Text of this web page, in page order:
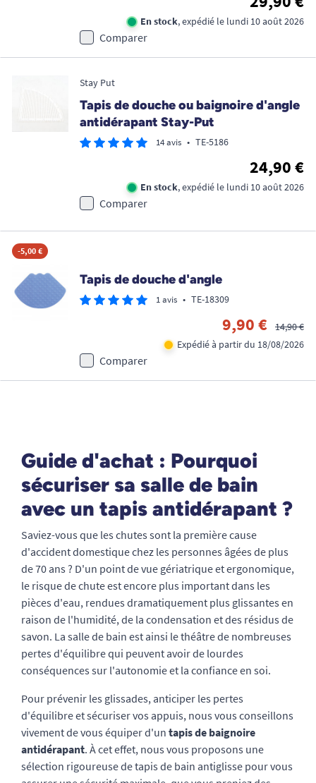
En stock, expédié le lundi 10 août 2026
Comparer
Stay Put
Tapis de douche ou baignoire d'angle
antidérapant Stay-Put
14 avis • TE-5186
24,90 €
En stock, expédié le lundi 10 août 2026
Comparer
-5,00 €
Tapis de douche d'angle
1 avis • TE-18309
9,90 €
14,90 €
Expédié à partir du 18/08/2026
Comparer
Guide d'achat : Pourquoi
sécuriser sa salle de bain
avec un tapis antidérapant ?
Saviez-vous que les chutes sont la première cause
d'accident domestique chez les personnes âgées de plus
de 70 ans ? D'un point de vue gériatrique et ergonomique,
le risque de chute est encore plus important dans les
pièces d'eau, rendues dramatiquement plus glissantes en
raison de l'humidité, de la condensation et des résidus de
savon. La salle de bain est ainsi le théâtre de nombreuses
pertes d'équilibre qui peuvent avoir de lourdes
conséquences sur l'autonomie et la confiance en soi.
Pour prévenir les glissades, anticiper les pertes
d'équilibre et sécuriser vos appuis, nous vous conseillons
vivement de vous équiper d'un tapis de baignoire
antidérapant. À cet effet, nous vous proposons une
sélection rigoureuse de tapis de bain antiglisse pour vous